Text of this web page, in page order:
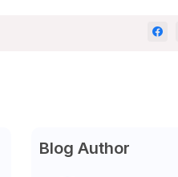
Blog Author